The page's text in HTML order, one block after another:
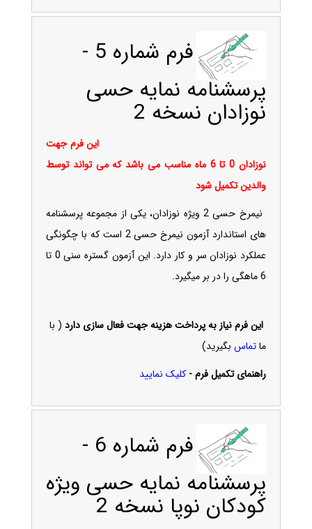
فرم شماره 5 -
پرسشنامه نمایه حسی
نوزادان نسخه 2
این فرم جهت
نوزادان 0 تا 6 ماه مناسب می باشد که می تواند توسط
والدین تکمیل شود
نیمرخ حسی 2 ویژه
نوزادان، یکی از مجموعه پرسشنامه
های استاندارد آزمون نیمرخ حسی 2 است که با چگونگی
عملکرد نوزادان سر و کار دارد. این آزمون گستره سنی 0 تا
6 ماهگی را در بر میگیرد.
این فرم نیاز به پرداخت هزینهجهت فعال سازی دارد ( با
ماتماس بگیرید)
راهنمای تکمیل فرم - کلیک نمایید
فرم شماره 6 -
پرسشنامه نمایه حسی ویژه
کودکان نوپا نسخه 2